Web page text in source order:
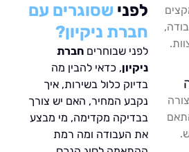
לפני
שסוגרים עם
חברת ניקיון?
לפני שבוחריםחברת
, כדאי להבין מה
בדיוק כלול בשירות, איך
נקבע המחיר, האם יש צורך
בבדיקה מקדימה, מי מבצע
את העבודה ומה רמת